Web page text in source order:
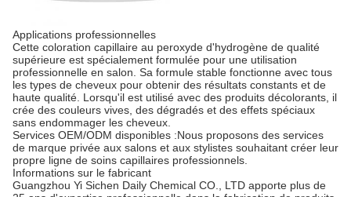
Applications professionnelles
Cette coloration capillaire au peroxyde d'hydrogène de qualité
supérieure est spécialement formulée pour une utilisation
professionnelle en salon. Sa formule stable fonctionne avec tous
les types de cheveux pour obtenir des résultats constants et de
haute qualité. Lorsqu'il est utilisé avec des produits décolorants, il
crée des couleurs vives, des dégradés et des effets spéciaux
sans endommager les cheveux.
Services OEM/ODM disponibles :Nous proposons des services
de marque privée aux salons et aux stylistes souhaitant créer leur
propre ligne de soins capillaires professionnels.
Informations sur le fabricant
Guangzhou Yi Sichen Daily Chemical CO., LTD apporte plus de